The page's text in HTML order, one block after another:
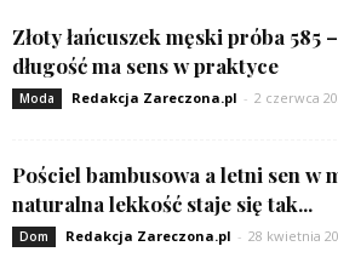
Złoty łańcuszek męski próba 585
długość ma sens w praktyce
Moda Redakcja Zareczona.pl - 2 czerwca
Pościel bambusowa a letni sen w
naturalna lekkość staje się tak...
Dom Redakcja Zareczona.pl - 28 kwietnia